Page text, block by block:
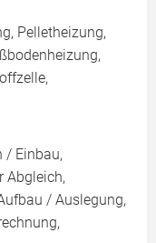
Pelletheizung,
/ Einbau,
Abgleich,
/ Auslegung,